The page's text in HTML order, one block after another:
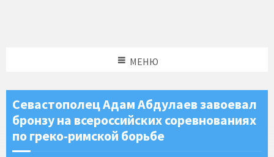
МЕНЮ
Севастополец Адам Абдулаев завоевал
бронзу на всероссийских соревнованиях
по греко-римской борьбе